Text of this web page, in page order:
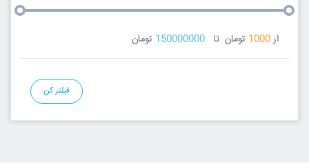
از1000 تومان تا 150000000 تومان
فیلتر کن